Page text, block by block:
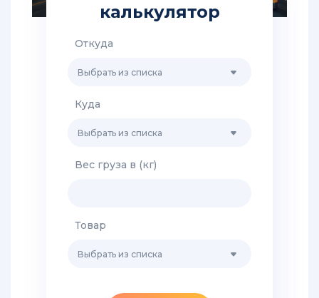
из
Транспортно-
калькулятор
Откуда
Выбрать из списка
Куда
Выбрать из списка
Вес груза в (кг)
Товар
Выбрать из списка